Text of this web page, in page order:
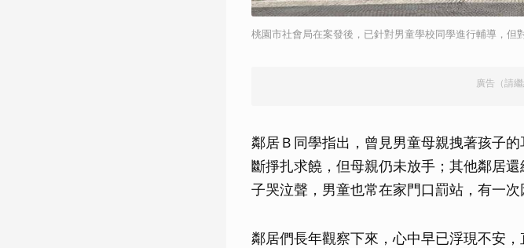
桃園市社會局在案發後，已針對男童學校同學進行輔導，但
廣告（請繼
鄰居Ｂ同學指出，曾見男童母親拽著孩子
斷掙扎求饒，但母親仍未放手；其他鄰居
子哭泣聲，男童也常在家門口罰站，有一次
鄰居們長年觀察下來，心中早已浮現不安